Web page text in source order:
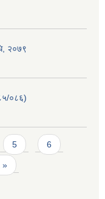
२०७९
०८६)
5 6
»